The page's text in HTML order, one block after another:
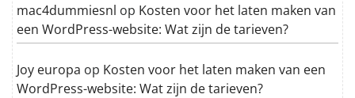
mac4dummiesnl op Kosten voor het laten maken van
een WordPress-website: Wat zijn de tarieven?
Joy europa op Kosten voor het laten maken van een
WordPress-website: Wat zijn de tarieven?